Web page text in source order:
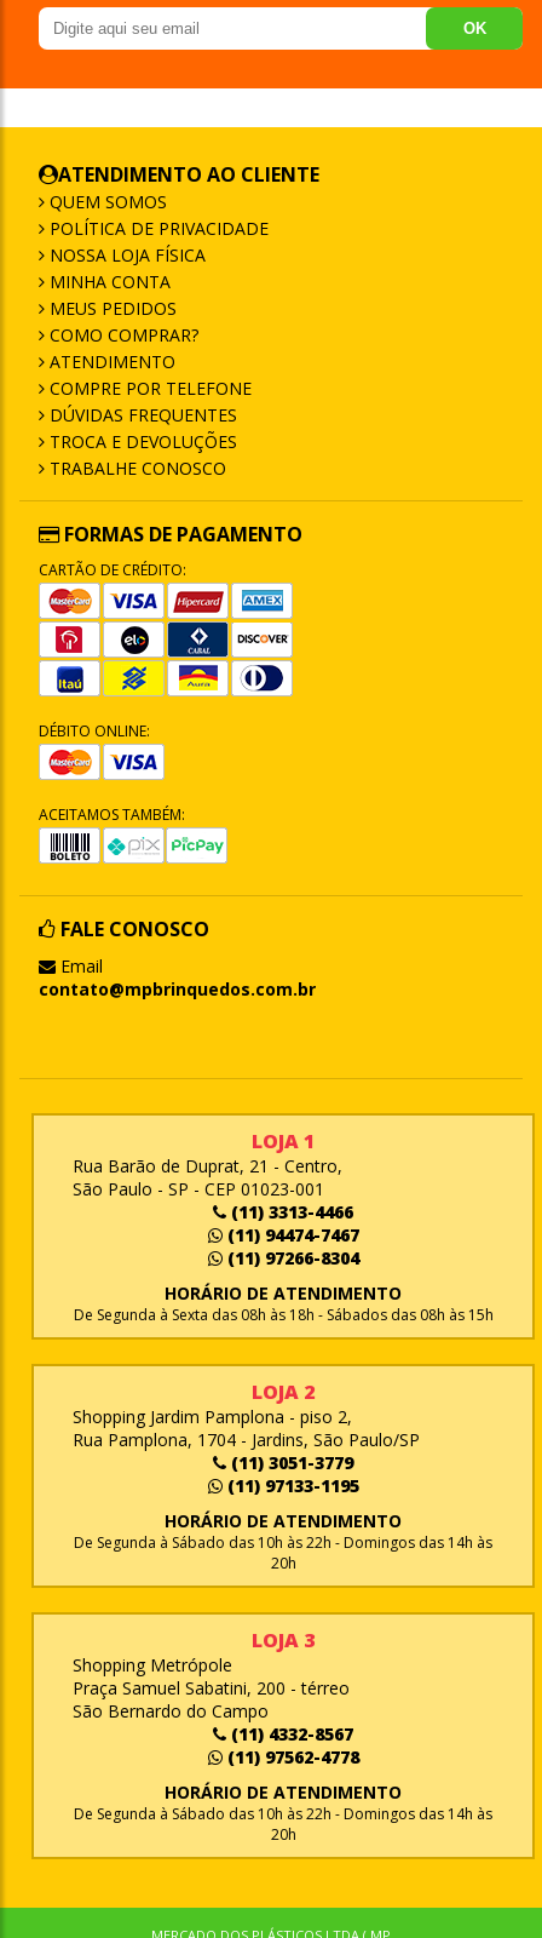
OK
ATENDIMENTO AO CLIENTE
QUEM SOMOS
POLÍTICA DE PRIVACIDADE
NOSSA LOJA FÍSICA
MINHA CONTA
MEUS PEDIDOS
COMO COMPRAR?
ATENDIMENTO
COMPRE POR TELEFONE
DÚVIDAS FREQUENTES
TROCA E DEVOLUÇÕES
TRABALHE CONOSCO
FORMAS DE PAGAMENTO
CARTÃO DE CRÉDITO:
DÉBITO ONLINE:
ACEITAMOS TAMBÉM:
FALE CONOSCO
Email
contato@mpbrinquedos.com.br
LOJA 1
Rua Barão de Duprat, 21 - Centro,
São Paulo - SP - CEP 01023-001
(11) 3313-4466
(11) 94474-7467
(11) 97266-8304
HORÁRIO DE ATENDIMENTO
De Segunda à Sexta das 08h às 18h - Sábados das 08h às 15h
LOJA 2
Shopping Jardim Pamplona - piso 2,
Rua Pamplona, 1704 - Jardins, São Paulo/SP
(11) 3051-3779
(11) 97133-1195
HORÁRIO DE ATENDIMENTO
De Segunda à Sábado das 10h às 22h - Domingos das 14h às
20h
LOJA 3
Shopping Metrópole
Praça Samuel Sabatini, 200 - térreo
São Bernardo do Campo
(11) 4332-8567
(11) 97562-4778
HORÁRIO DE ATENDIMENTO
De Segunda à Sábado das 10h às 22h - Domingos das 14h às
20h